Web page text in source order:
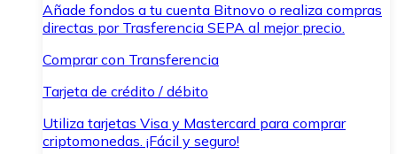
Añade fondos a tu cuenta Bitnovo o realiza compras
directas por Trasferencia SEPA al mejor precio.
Comprar con Transferencia
Tarjeta de crédito / débito
Utiliza tarjetas Visa y Mastercard para comprar
criptomonedas. ¡Fácil y seguro!